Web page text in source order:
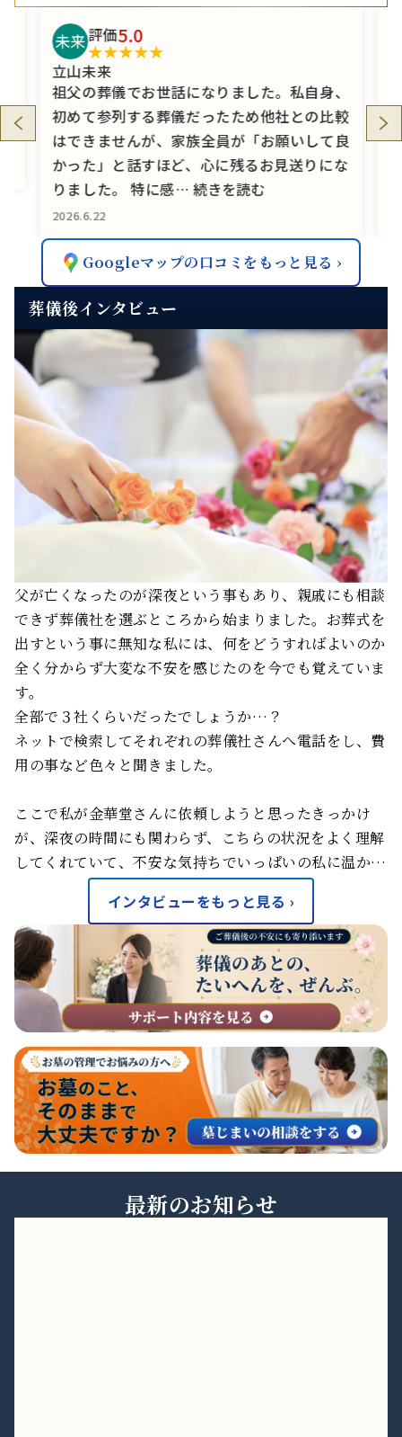
評価5.0
★★★★★
★★★★★
立山未来
祖父の葬儀でお世話になりました。私自身、
初めて参列する葬儀だったため他社との比較
はできませんが、家族全員が「お願いして良
かった」と話すほど、心に残るお見送りにな
りました。 特に感… 続きを読む
2026.6.22
Googleマップの口コミをもっと見る
葬儀後インタビュー
父が亡くなったのが深夜という事もあり、親戚にも相談
できず葬儀社を選ぶところから始まりました。お葬式を
出すという事に無知な私には、何をどうすればよいのか
全く分からず大変な不安を感じたのを今でも覚えていま
す。
全部で３社くらいだったでしょうか…？
ネットで検索してそれぞれの葬儀社さんへ電話をし、費
用の事など色々と聞きました。
ここで私が金華堂さんに依頼しようと思ったきっかけ
が、深夜の時間にも関わらず、こちらの状況をよく理解
してくれていて、不安な気持ちでいっぱいの私に温か…
インタビューをもっと見る
最新のお知らせ